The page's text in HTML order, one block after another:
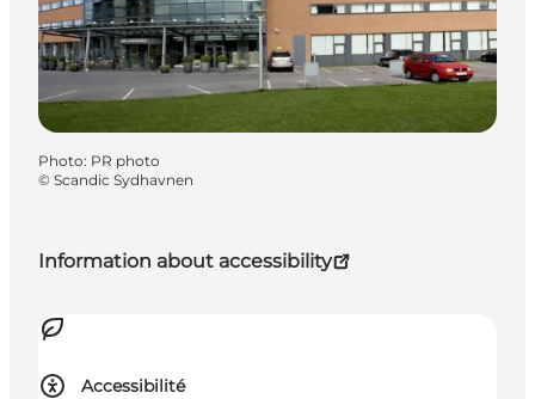
Information about accessibility
Accessibilité
Photo: PR photo
© Scandic Sydhavnen